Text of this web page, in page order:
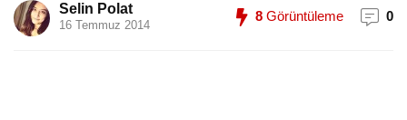
Selin Polat
16 Temmuz 2014
8 Görüntüleme 0